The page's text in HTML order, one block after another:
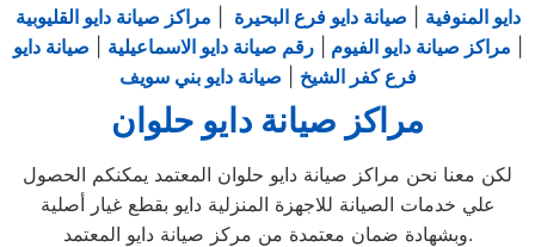
دايو المنوفية
صيانة دايو فرع البحيرة
مراكز صيانة دايو القليوبية
مراكز صيانة دايو الفيوم |رقم صيانة دايو الاسماعيلية
صيانة دايو
فرع كفر الشيخ
صيانة دايو بني سويف
مراكز صيانة دايو حلوان
لكن معنا نحن مراكز صيانة دايو حلوان المعتمد يمكنكم الحصول
علي خدمات الصيانة للاجهزة المنزلية دايو بقطع غيار أصلية
وبشهادة ضمان معتمدة من مركز صيانة دايو المعتمد.